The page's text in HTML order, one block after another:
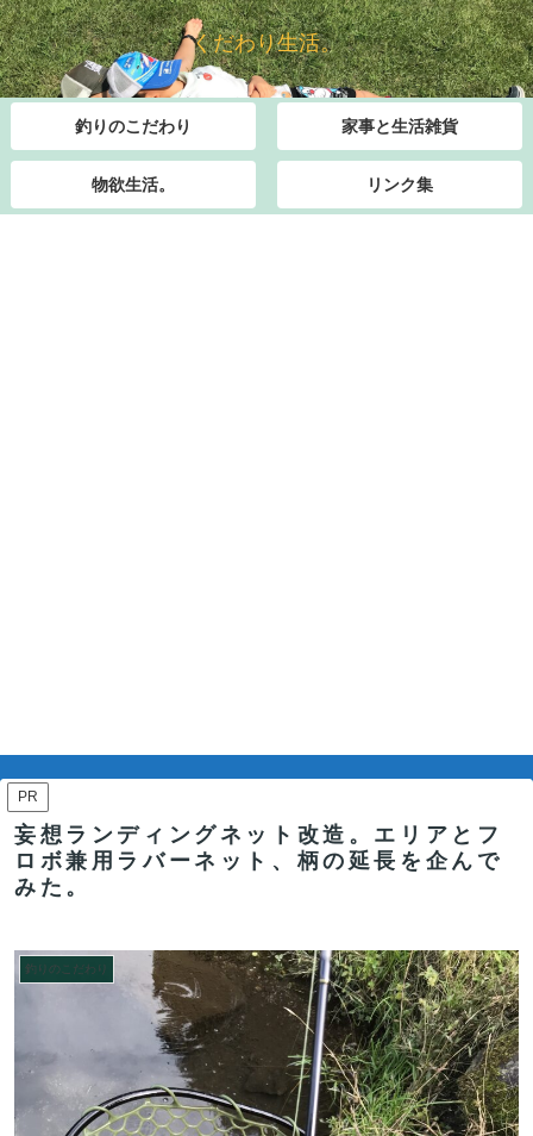
くだわり生活。
釣りのこだわり 家事と生活雑貨
物欲生活。 リンク集
PR
妄想ランディングネット改造。エリアとフ
ロボ兼用ラバーネット、柄の延長を企んで
みた。
釣りのこだわり